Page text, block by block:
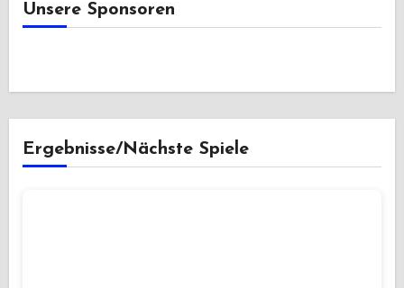
Unsere Sponsoren
Ergebnisse/Nächste Spiele